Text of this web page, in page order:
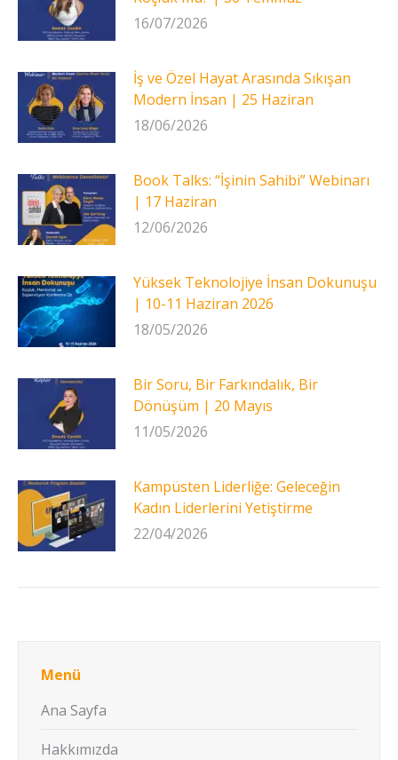
16/07/2026
İş ve Özel Hayat Arasında Sıkışan
Modern İnsan | 25 Haziran
18/06/2026
Book Talks: “İşinin Sahibi” Webinarı
| 17 Haziran
12/06/2026
Yüksek Teknolojiye İnsan Dokunuşu
| 10-11 Haziran 2026
18/05/2026
Bir Soru, Bir Farkındalık, Bir
Dönüşüm | 20 Mayıs
11/05/2026
Kampüsten Liderliğe: Geleceğin
Kadın Liderlerini Yetiştirme
22/04/2026
Menü
Ana Sayfa
Hakkımızda